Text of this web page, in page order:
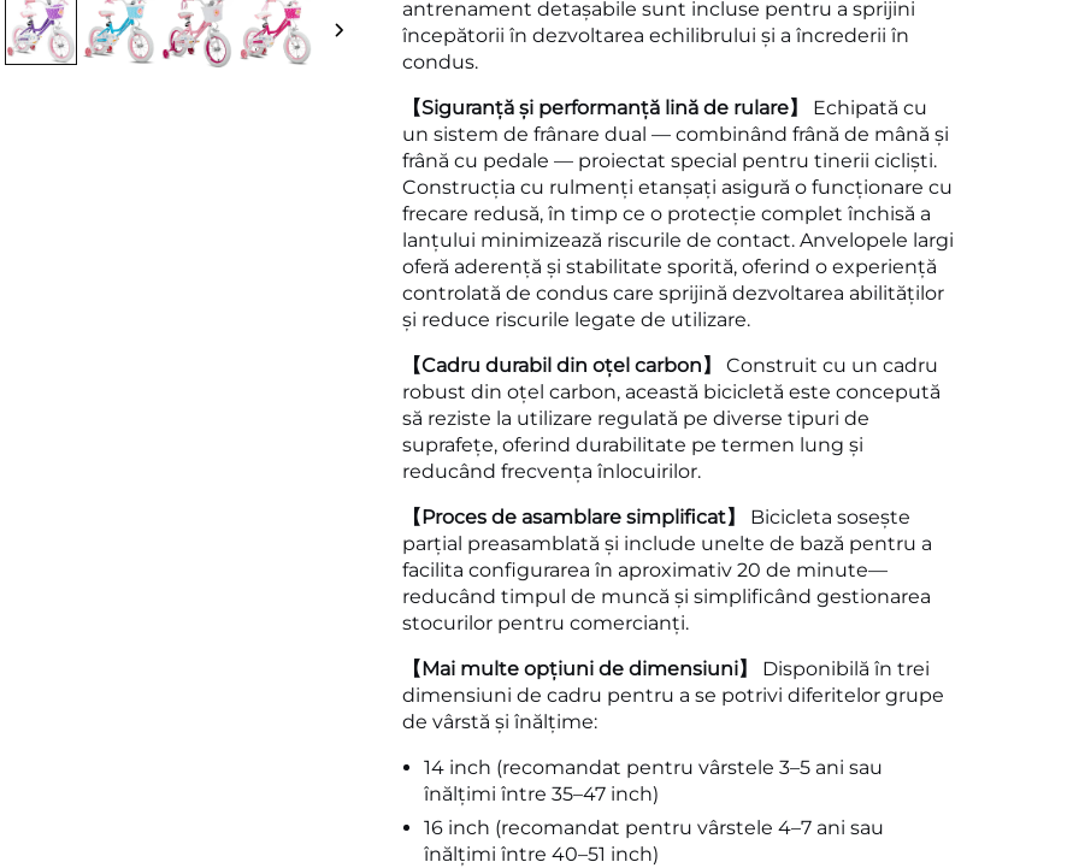
antrenament detașabile sunt incluse pentru a sprijini
începătorii în dezvoltarea echilibrului și a încrederii în
condus.
【Siguranță și performanță lină de rulare】 Echipată cu
un sistem de frânare dual — combinând frână de mână și
frână cu pedale — proiectat special pentru tinerii cicliști.
Construcția cu rulmenți etanșați asigură o funcționare cu
frecare redusă, în timp ce o protecție complet închisă a
lanțului minimizează riscurile de contact. Anvelopele largi
oferă aderență și stabilitate sporită, oferind o experiență
controlată de condus care sprijină dezvoltarea abilităților
și reduce riscurile legate de utilizare.
【Cadru durabil din oțel carbon】 Construit cu un cadru
robust din oțel carbon, această bicicletă este concepută
să reziste la utilizare regulată pe diverse tipuri de
suprafețe, oferind durabilitate pe termen lung și
reducând frecvența înlocuirilor.
【Proces de asamblare simplificat】 Bicicleta sosește
parțial preasamblată și include unelte de bază pentru a
facilita configurarea în aproximativ 20 de minute—
reducând timpul de muncă și simplificând gestionarea
stocurilor pentru comercianți.
【Mai multe opțiuni de dimensiuni】 Disponibilă în trei
dimensiuni de cadru pentru a se potrivi diferitelor grupe
de vârstă și înălțime:
14 inch (recomandat pentru vârstele 3–5 ani sau
înălțimi între 35–47 inch)
16 inch (recomandat pentru vârstele 4–7 ani sau
înălțimi între 40–51 inch)